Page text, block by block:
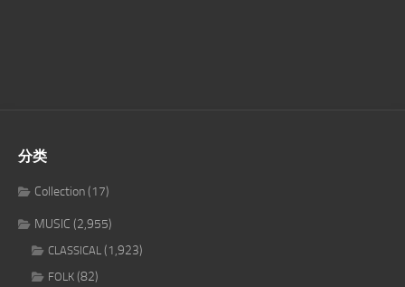
分类
Collection(17)
MUSIC (2,955)
CLASSICAL (1,923)
FOLK (82)